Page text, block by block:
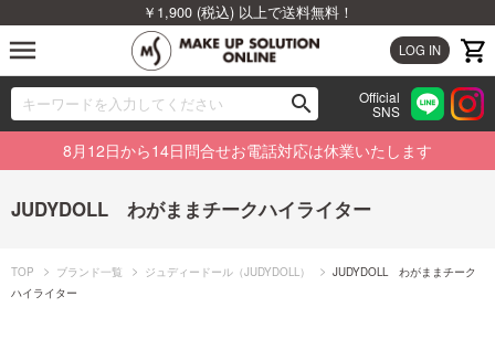
￥1,900 (税込) 以上で送料無料！
LOG IN
menu
search
00
Official
SNS
ブランドから探す
カテゴリから探す
ランキングから探す
8月12日から14日問合せお電話対応は休業いたします
JUDYDOLL わがままチークハイライター
TOP ブランド一覧 ジュディードール（JUDYDOLL）
JUDYDOLL わがままチーク
ハイライター